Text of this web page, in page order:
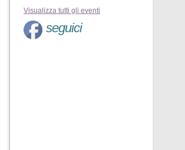
Visualizza tutti gli eventi
seguici